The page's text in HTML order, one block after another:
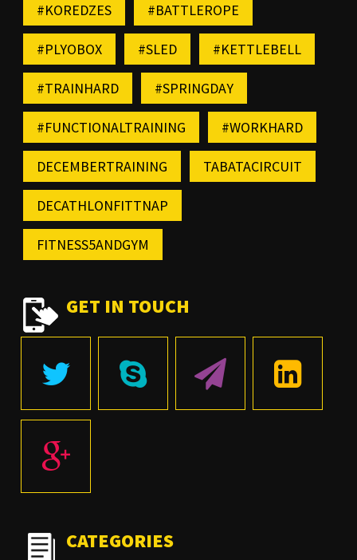
#KOREDZES #BATTLEROPE
#PLYOBOX #SLED #KETTLEBELL
#TRAINHARD #SPRINGDAY
#FUNCTIONALTRAINING #WORKHARD
DECEMBERTRAINING TABATACIRCUIT
DECATHLONFITTNAP
FITNESS5ANDGYM
GET IN TOUCH
CATEGORIES